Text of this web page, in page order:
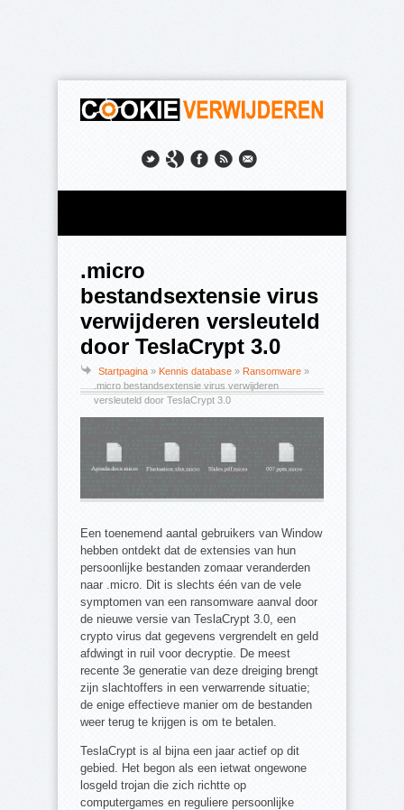
.micro
bestandsextensie virus
verwijderen versleuteld
door TeslaCrypt 3.0
Startpagina » Kennis database » Ransomware »
.micro bestandsextensie virus verwijderen
versleuteld door TeslaCrypt 3.0
Een toenemend aantal gebruikers van Window
hebben ontdekt dat de extensies van hun
persoonlijke bestanden zomaar veranderden
naar .micro. Dit is slechts één van de vele
symptomen van een ransomware aanval door
de nieuwe versie van TeslaCrypt 3.0, een
crypto virus dat gegevens vergrendelt en geld
afdwingt in ruil voor decryptie. De meest
recente 3e generatie van deze dreiging brengt
zijn slachtoffers in een verwarrende situatie;
de enige effectieve manier om de bestanden
weer terug te krijgen is om te betalen.
TeslaCrypt is al bijna een jaar actief op dit
gebied. Het begon als een ietwat ongewone
losgeld trojan die zich richtte op
computergames en reguliere persoonlijke